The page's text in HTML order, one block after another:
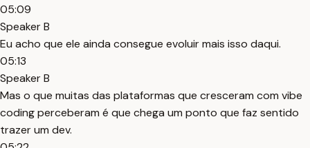
05:09
Speaker B
Eu acho que ele ainda consegue evoluir mais isso daqui.
05:13
Speaker B
Mas o que muitas das plataformas que cresceram com vibe
coding perceberam é que chega um ponto que faz sentido
trazer um dev.